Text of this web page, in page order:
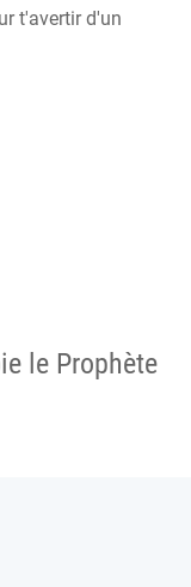
t'avertir d'un
le Prophète